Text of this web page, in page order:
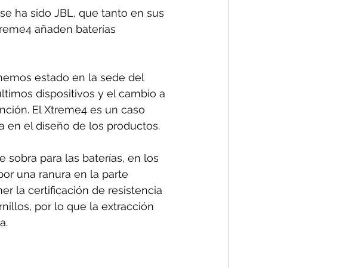
ha sido JBL, que tanto en sus
añaden baterías
estado en la sede del
dispositivos y el cambio a
El Xtreme4 es un caso
en el diseño de los productos.
sobra para las baterías, en los
una ranura en la parte
la certificación de resistencia
por lo que la extracción